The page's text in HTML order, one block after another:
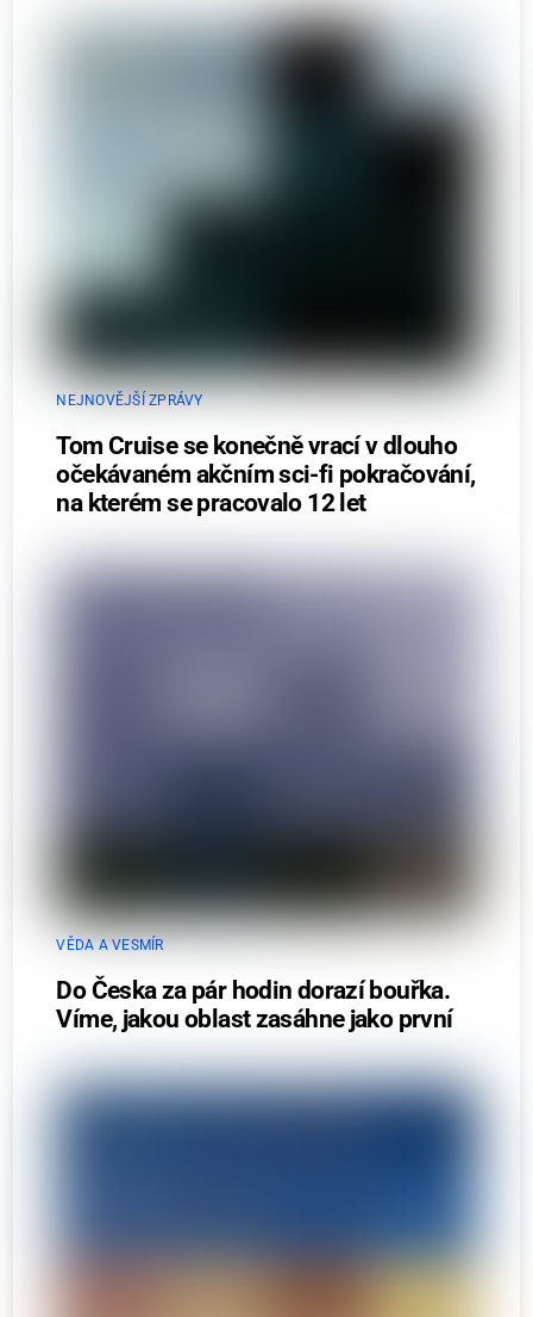
NEJNOVĚJŠÍ ZPRÁVY
Tom Cruise se konečně vrací v dlouho
očekávaném akčním sci-fi pokračování,
na kterém se pracovalo 12 let
VĚDA A VESMÍR
Do Česka za pár hodin dorazí bouřka.
Víme, jakou oblast zasáhne jako první